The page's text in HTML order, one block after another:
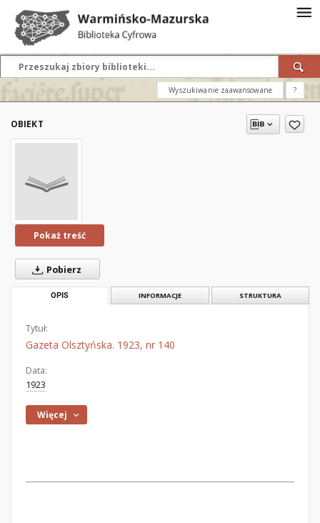
Wyszukiwanie zaawansowane ?
OBIEKT
Pokaż treść
Pobierz
OPIS INFORMACJE STRUKTURA
Tytuł:
Gazeta Olsztyńska. 1923, nr 140
Data:
1923
Więcej